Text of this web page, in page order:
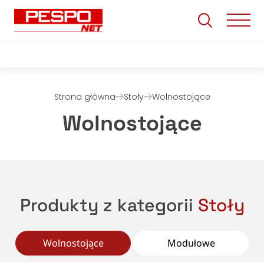
Strona główna Stoły Wolnostojące
Wolnostojące
Produkty z kategorii Stoły
Wolnostojące Modułowe